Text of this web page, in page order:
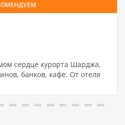
сердце курорта Шарджа,
банков, кафе. От отеля